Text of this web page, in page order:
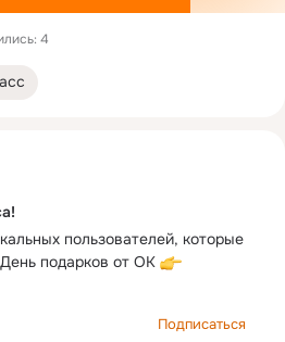
4
пользователей, которые
подарков от ОК
158168773569944
И мы рады
Подписаться